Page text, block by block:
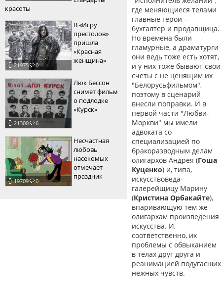
пїЅпїЅпїЅпїЅпїЅпїЅпїЅпїЅпїЅпїЅ
красоты
21975 0
В «Игру
престолов»
пришла
«Красная
женщина»
21300 6
Люк Бессон
снимет фильм
о подлодке
«Курск»
19709 0
Несчастная
любовь
насекомых
отмечает
праздник
где меняющиеся телами
главные герои –
бухгалтер и продавщица.
Но времена были
гламурные, а драматурги
они ведь тоже есть хотят,
и у них тоже бывают свои
счеты с не ценящим их
"Белорусьфильмом",
поэтому в сценарий
внесли поправки. И в
первой части "Любви-
Моркви" мы имели
адвоката со
специализацией по
бракоразводным делам
олигархов Андрея (Гоша
Куценко) и, типа,
искусствоведа-
галерейщицу Марину
(Кристина Орбакайте),
впаривающую тем же
олигархам произведения
искусства. И,
соответственно, их
проблемы с обвыканием
в телах друг друга и
реанимацией подугасших
нежных чувств.